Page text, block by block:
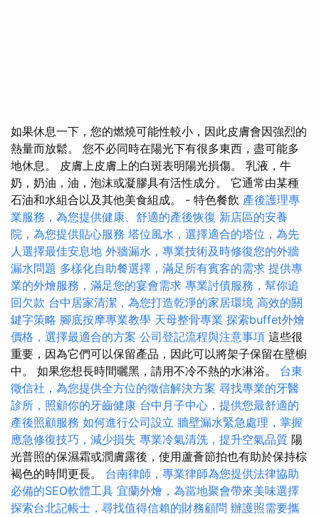
如果休息一下，您的燃燒可能性較小，因此皮膚會因強烈的
熱量而放鬆。 您不必同時在陽光下有很多東西，盡可能多
地休息。 皮膚上皮膚上的白斑表明陽光損傷。 乳液，牛
奶，奶油，油，泡沫或凝膠具有活性成分。 它通常由某種
石油和水組合以及其他美食組成。 - 特色餐飲 產後護理專
業服務，為您提供健康、舒適的產後恢復 新店區的安養
院，為您提供貼心服務 塔位風水，選擇適合的塔位，為先
人選擇最佳安息地 外牆漏水，專業技術及時修復您的外牆
漏水問題 多樣化自助餐選擇，滿足所有賓客的需求 提供專
業的外燴服務，滿足您的宴會需求 專業討債服務，幫你追
回欠款 台中居家清潔，為您打造乾淨的家居環境 高效的關
鍵字策略 腳底按摩專業教學 天母整骨專業 探索buffet外燴
價格，選擇最適合的方案 公司登記流程與注意事項 這些很
重要，因為它們可以保留產品，因此可以將架子保留在壁櫥
中。 如果您想長時間曬黑，請用不冷不熱的水淋浴。 台東
徵信社，為您提供全方位的徵信解決方案 尋找專業的牙醫
診所，照顧你的牙齒健康 台中月子中心，提供您最舒適的
產後照顧服務 如何進行公司設立 牆壁漏水緊急處理，掌握
應急修復技巧，減少損失 專業冷氣清洗，提升空氣品質 陽
光普照的保濕霜或潤膚露後，使用蘆薈節拍也有助於保持棕
褐色的時間更長。 台南律師，專業律師為您提供法律協助
必備的SEO軟體工具 宜蘭外燴，為當地聚會帶來美味選擇
探索台北記帳士，尋找值得信賴的財務顧問 辦護照需要攜